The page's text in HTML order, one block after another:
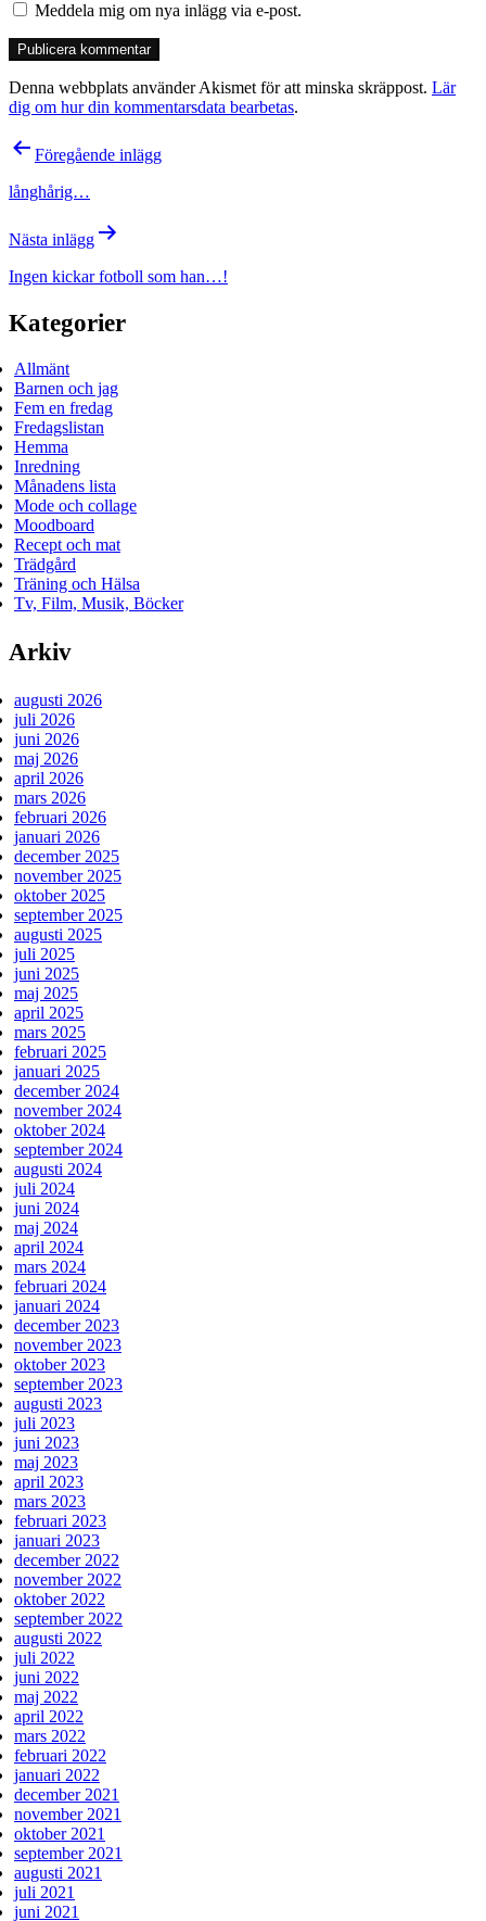
Meddela mig om nya inlägg via e-post.
Denna webbplats använder Akismet för att minska skräppost. Lär
dig om hur din kommentarsdata bearbetas.
Inläggsnavigering
Föregående inlägg
långhårig…
Nästa inlägg
Ingen kickar fotboll som han…!
Kategorier
Allmänt
Barnen och jag
Fem en fredag
Fredagslistan
Hemma
Inredning
Månadens lista
Mode och collage
Moodboard
Recept och mat
Trädgård
Träning och Hälsa
Tv, Film, Musik, Böcker
Arkiv
augusti 2026
juli 2026
juni 2026
maj 2026
april 2026
mars 2026
februari 2026
januari 2026
december 2025
november 2025
oktober 2025
september 2025
augusti 2025
juli 2025
juni 2025
maj 2025
april 2025
mars 2025
februari 2025
januari 2025
december 2024
november 2024
oktober 2024
september 2024
augusti 2024
juli 2024
juni 2024
maj 2024
april 2024
mars 2024
februari 2024
januari 2024
december 2023
november 2023
oktober 2023
september 2023
augusti 2023
juli 2023
juni 2023
maj 2023
april 2023
mars 2023
februari 2023
januari 2023
december 2022
november 2022
oktober 2022
september 2022
augusti 2022
juli 2022
juni 2022
maj 2022
april 2022
mars 2022
februari 2022
januari 2022
december 2021
november 2021
oktober 2021
september 2021
augusti 2021
juli 2021
juni 2021